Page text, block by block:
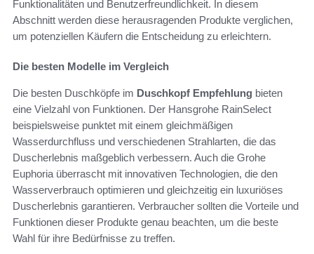
Funktionalitäten und Benutzerfreundlichkeit. In diesem
Abschnitt werden diese herausragenden Produkte verglichen,
um potenziellen Käufern die Entscheidung zu erleichtern.
Die besten Modelle im Vergleich
Die besten Duschköpfe im Duschkopf Empfehlung bieten
eine Vielzahl von Funktionen. Der Hansgrohe RainSelect
beispielsweise punktet mit einem gleichmäßigen
Wasserdurchfluss und verschiedenen Strahlarten, die das
Duscherlebnis maßgeblich verbessern. Auch die Grohe
Euphoria überrascht mit innovativen Technologien, die den
Wasserverbrauch optimieren und gleichzeitig ein luxuriöses
Duscherlebnis garantieren. Verbraucher sollten die Vorteile und
Funktionen dieser Produkte genau beachten, um die beste
Wahl für ihre Bedürfnisse zu treffen.